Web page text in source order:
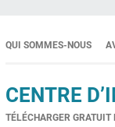
QUI SOMMES-NOUS
CENTRE
TÉLÉCHARGER